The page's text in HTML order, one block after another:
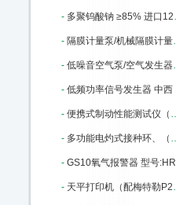
- 多聚钨酸钠 ≥85% 进口12141-67-2 ≥85% 100g 中西 型号:BS32-71913库号：M335373
- 隔膜计量泵/机械隔膜计量泵 中西型号:YL01-GM0050库号：M342422
- 低噪音空气泵/空气发生器（中西器材）优势 型号:AJ27/SGK-5LB库号：M368735
- 低频功率信号发生器 中西 型号:HWY4-ZN1040C库号：M377837
- 便携式制动性能测试仪（手持式、带制动曲线）中西 型号:XAKJ3-WZD-H库号：M377990
- 多功能电灼式接种环、（针）/红外灭菌器 中西 型号:HS16-008A库号：M378866
- GS10氧气报警器 型号:HR79-GS10-O2库号：M391733
- 天平打印机（配梅特勒P28型打印机）中西 型号:KY56/110ME库号：M402704